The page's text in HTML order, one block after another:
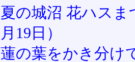
夏の城沼 花ハス
月19日）
蓮の葉をかき分け